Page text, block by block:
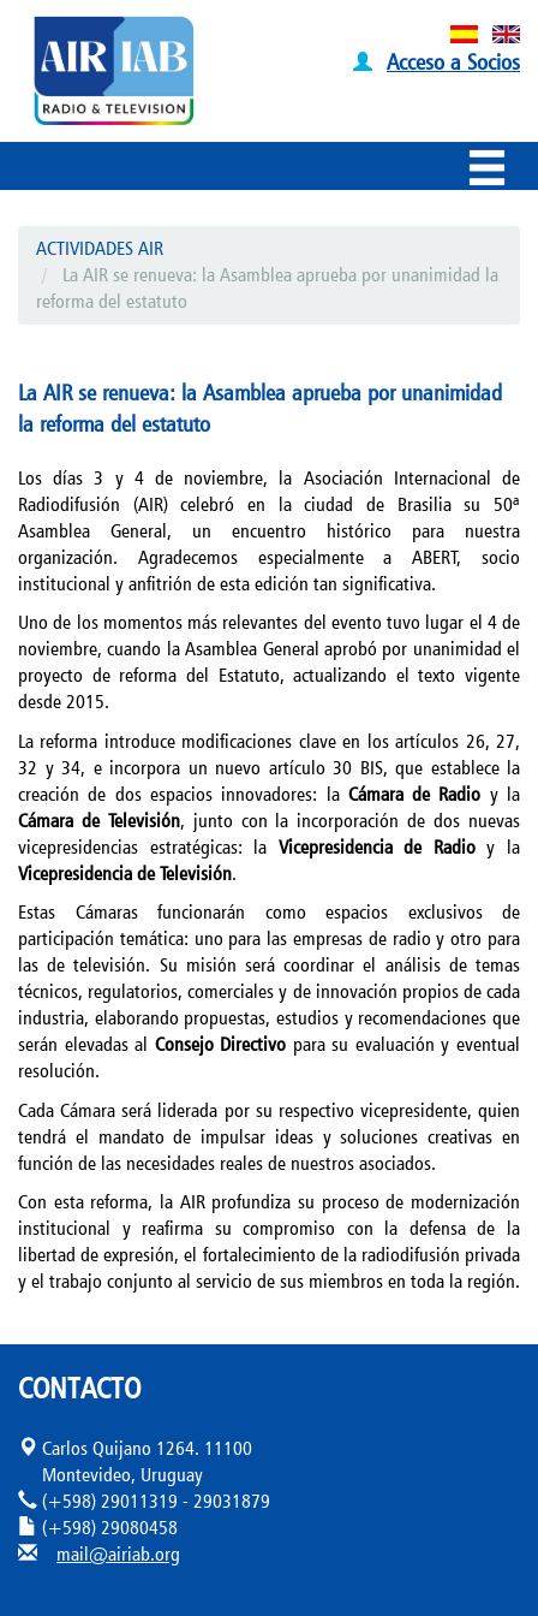
Acceso a Socios
ACTIVIDADES AIR
La AIR se renueva: la Asamblea aprueba por unanimidad la
reforma del estatuto
La AIR se renueva: la Asamblea aprueba por unanimidad
la reforma del estatuto
Los días 3 y 4 de noviembre, la Asociación Internacional de
Radiodifusión (AIR) celebró en la ciudad de Brasilia su 50ª
Asamblea General, un encuentro histórico para nuestra
organización. Agradecemos especialmente a ABERT, socio
institucional y anfitrión de esta edición tan significativa.
Uno de los momentos más relevantes del evento tuvo lugar el 4 de
noviembre, cuando la Asamblea General aprobó por unanimidad el
proyecto de reforma del Estatuto, actualizando el texto vigente
desde 2015.
La reforma introduce modificaciones clave en los artículos 26, 27,
32 y 34, e incorpora un nuevo artículo 30 BIS, que establece la
creación de dos espacios innovadores: la Cámara de Radio y la
Cámara de Televisión, junto con la incorporación de dos nuevas
vicepresidencias estratégicas: la Vicepresidencia de Radioy la
Vicepresidencia de Televisión.
Estas Cámaras funcionarán como espacios exclusivos de
participación temática: uno para las empresas de radio y otro para
las de televisión. Su misión será coordinar el análisis de temas
técnicos, regulatorios, comerciales y de innovación propios de cada
industria, elaborando propuestas, estudios y recomendaciones que
serán elevadas al Consejo Directivo para su evaluación y eventual
resolución.
Cada Cámara será liderada por su respectivo vicepresidente, quien
tendrá el mandato de impulsar ideas y soluciones creativas en
función de las necesidades reales de nuestros asociados.
Con esta reforma, la AIR profundiza su proceso de modernización
institucional y reafirma su compromiso con la defensa de la
libertad de expresión, el fortalecimiento de la radiodifusión privada
y el trabajo conjunto al servicio de sus miembros en toda la región.
CONTACTO
Carlos Quijano 1264. 11100
Montevideo, Uruguay
(+598) 29011319 - 29031879
(+598) 29080458
mail@airiab.org